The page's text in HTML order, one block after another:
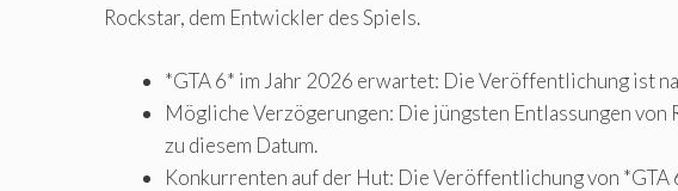
Rockstar, dem Entwickler des Spiels.
*GTA 6* im Jahr 2026 erwartet: Die Veröffentlichung ist
Mögliche Verzögerungen: Die jüngsten Entlassungen
zu diesem Datum.
Konkurrenten auf der Hut: Die Veröffentlichung von